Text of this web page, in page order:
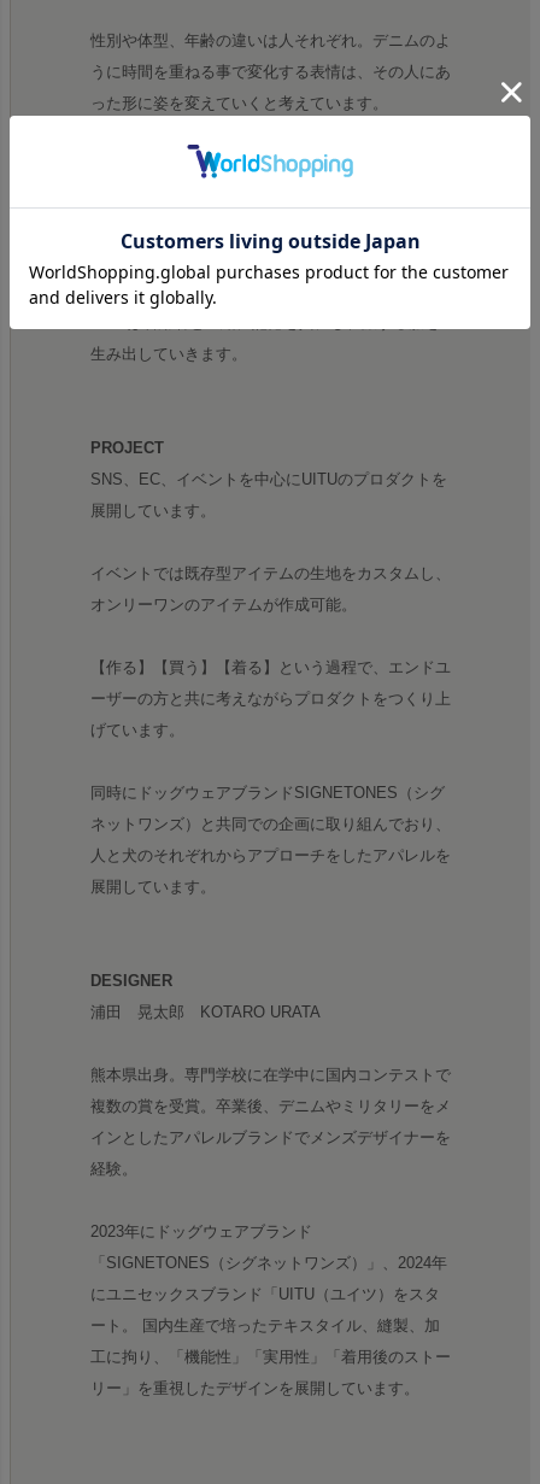
性別や体型、年齢の違いは人それぞれ。デニムのよ
うに時間を重ねる事で変化する表情は、その人にあ
った形に姿を変えていくと考えています。
外見の過剰なデザインは避け、デイリーユースしや
生み出していきます。
PROJECT
SNS、EC、イベントを中心にUITUのプロダクトを
展開しています。
イベントでは既存型アイテムの生地をカスタムし、
オンリーワンのアイテムが作成可能。
【作る】【買う】【着る】という過程で、エンドユ
ーザーの方と共に考えながらプロダクトをつくり上
げています。
同時にドッグウェアブランドSIGNETONES（シグ
ネットワンズ）と共同での企画に取り組んでおり、
人と犬のそれぞれからアプローチをしたアパレルを
展開しています。
DESIGNER
浦田 晃太郎 KOTARO URATA
熊本県出身。専門学校に在学中に国内コンテストで
複数の賞を受賞。卒業後、デニムやミリタリーをメ
インとしたアパレルブランドでメンズデザイナーを
経験。
2023年にドッグウェアブランド
「SIGNETONES（シグネットワンズ）」、2024年
にユニセックスブランド「UITU（ユイツ）をスタ
ート。 国内生産で培ったテキスタイル、縫製、加
工に拘り、「機能性」「実用性」「着用後のストー
リー」を重視したデザインを展開しています。